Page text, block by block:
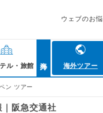
ウェブのお
ル・旅館 海外ツアー
ン ツアー
｜阪急交通社